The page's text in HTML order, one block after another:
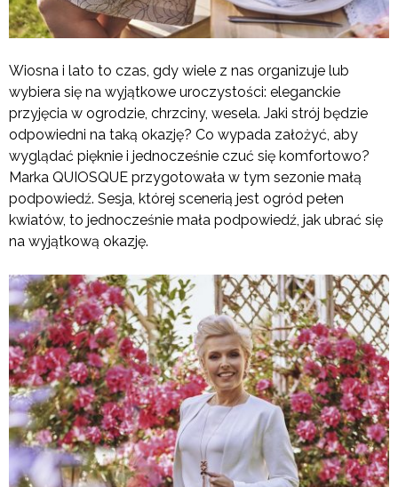
Wiosna i lato to czas, gdy wiele z nas organizuje lub
wybiera się na wyjątkowe uroczystości: eleganckie
przyjęcia w ogrodzie, chrzciny, wesela. Jaki strój będzie
odpowiedni na taką okazję? Co wypada założyć, aby
wyglądać pięknie i jednocześnie czuć się komfortowo?
Marka QUIOSQUE przygotowała w tym sezonie małą
podpowiedź. Sesja, której scenerią jest ogród pełen
kwiatów, to jednocześnie mała podpowiedź, jak ubrać się
na wyjątkową okazję.